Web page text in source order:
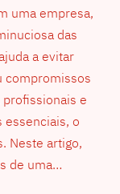
uma empresa,
das
a evitar
compromissos
e
essenciais, o
Neste artigo,
de uma…